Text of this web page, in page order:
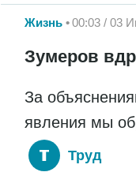
Жизнь 00:03 / 03
Зумеров
За
явления мы
Труд